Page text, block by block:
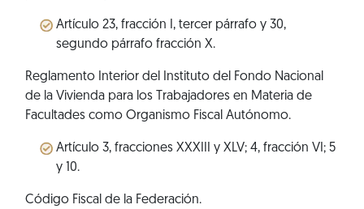
Artículo 23, fracción I, tercer párrafo y 30,
segundo párrafo fracción X.
Reglamento Interior del Instituto del Fondo Nacional
de la Vivienda para los Trabajadores en Materia de
Facultades como Organismo Fiscal Autónomo.
Artículo 3, fracciones XXXIII y XLV; 4, fracción VI; 5
y 10.
Código Fiscal de la Federación.